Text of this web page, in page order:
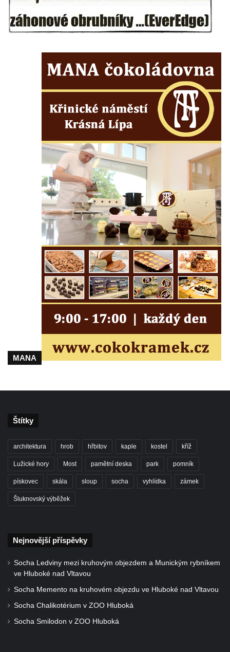
MANA
Štítky
architektura hrob hřbitov kaple kostel kříž
Lužické hory Most pamětní deska park pomník
pískovec skála sloup socha vyhlídka zámek
Šluknovský výběžek
Nejnovější příspěvky
Socha Ledviny mezi kruhovým objezdem a Munickým rybníkem
ve Hluboké nad Vltavou
Socha Memento na kruhovém objezdu ve Hluboké nad Vltavou
Socha Chalikotérium v ZOO Hluboká
Socha Smilodon v ZOO Hluboká